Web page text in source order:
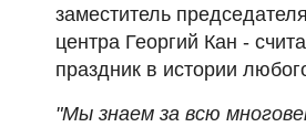
заместитель
центра Георгий Кан -
праздник в истории
"Мы знаем за всю